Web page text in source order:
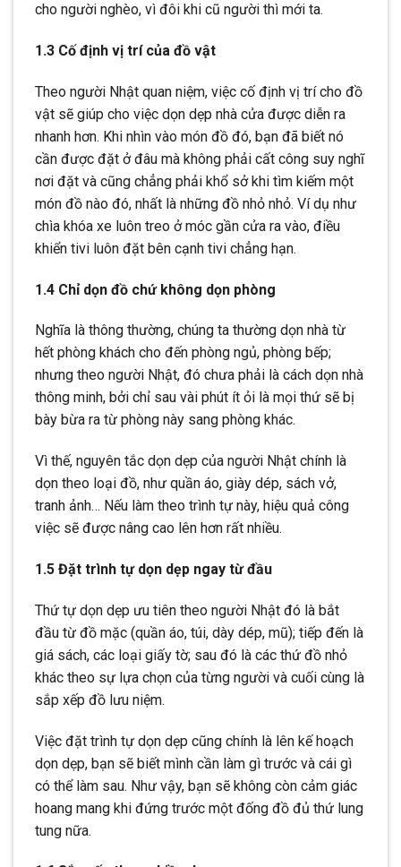
cho người nghèo, vì đôi khi cũ người thì mới ta.
1.3 Cố định vị trí của đồ vật
Theo người Nhật quan niệm, việc cố định vị trí cho đồ
vật sẽ giúp cho việc dọn dẹp nhà cửa được diễn ra
nhanh hơn. Khi nhìn vào món đồ đó, bạn đã biết nó
cần được đặt ở đâu mà không phải cất công suy nghĩ
nơi đặt và cũng chẳng phải khổ sở khi tìm kiếm một
món đồ nào đó, nhất là những đồ nhỏ nhỏ. Ví dụ như
chìa khóa xe luôn treo ở móc gần cửa ra vào, điều
khiển tivi luôn đặt bên cạnh tivi chẳng hạn.
1.4 Chỉ dọn đồ chứ không dọn phòng
Nghĩa là thông thường, chúng ta thường dọn nhà từ
hết phòng khách cho đến phòng ngủ, phòng bếp;
nhưng theo người Nhật, đó chưa phải là cách dọn nhà
thông minh, bởi chỉ sau vài phút ít ỏi là mọi thứ sẽ bị
bày bừa ra từ phòng này sang phòng khác.
Vì thế, nguyên tắc dọn dẹp của người Nhật chính là
dọn theo loại đồ, như quần áo, giày dép, sách vở,
tranh ảnh… Nếu làm theo trình tự này, hiệu quả công
việc sẽ được nâng cao lên hơn rất nhiều.
1.5 Đặt trình tự dọn dẹp ngay từ đầu
Thứ tự dọn dẹp ưu tiên theo người Nhật đó là bắt
đầu từ đồ mặc (quần áo, túi, dày dép, mũ); tiếp đến là
giá sách, các loại giấy tờ; sau đó là các thứ đồ nhỏ
khác theo sự lựa chọn của từng người và cuối cùng là
sắp xếp đồ lưu niệm.
Việc đặt trình tự dọn dẹp cũng chính là lên kế hoạch
dọn dẹp, bạn sẽ biết mình cần làm gì trước và cái gì
có thể làm sau. Như vậy, bạn sẽ không còn cảm giác
hoang mang khi đứng trước một đống đồ đủ thứ lung
tung nữa.